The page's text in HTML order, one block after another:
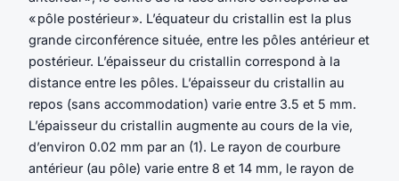
« pôle postérieur ». L’équateur du cristallin est la plus
grande circonférence située, entre les pôles antérieur et
postérieur. L’épaisseur du cristallin correspond à la
distance entre les pôles. L’épaisseur du cristallin au
repos (sans accommodation) varie entre 3.5 et 5 mm.
L’épaisseur du cristallin augmente au cours de la vie,
d’environ 0.02 mm par an (1). Le rayon de courbure
antérieur (au pôle) varie entre 8 et 14 mm, le rayon de